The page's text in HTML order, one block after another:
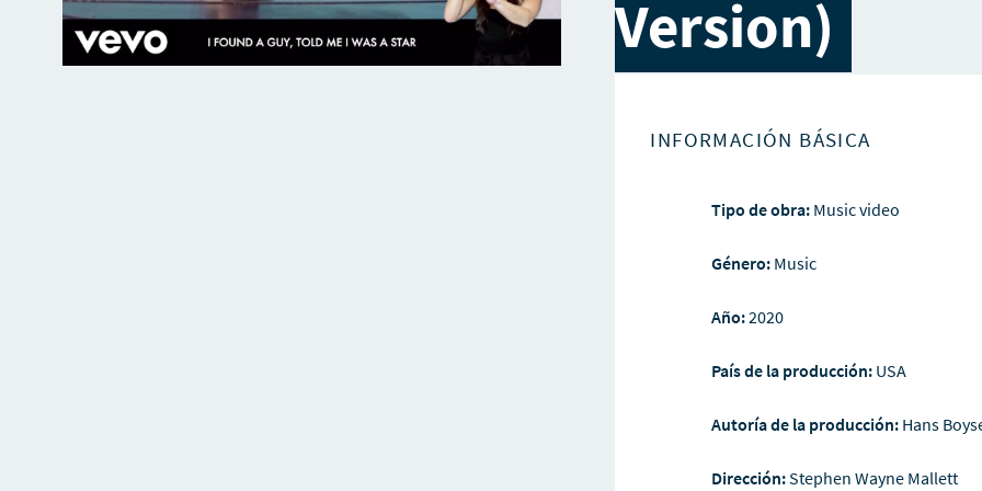
Version)
INFORMACIÓN BÁSICA
Tipo de obra: Music video
Género: Music
Año:2020
País de la producción: USA
Autoría de la producción: Hans
Dirección:Stephen Wayne Mallett